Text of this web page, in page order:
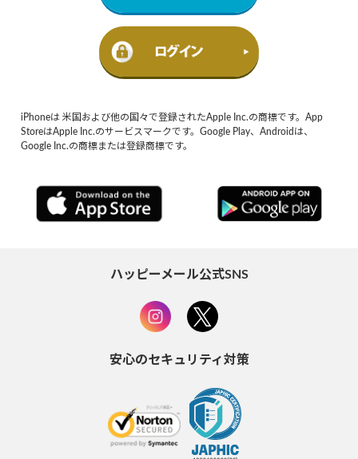
iPhoneは 米国および他の国々で登録されたApple Inc.の商標です。App
StoreはApple Inc.のサービスマークです。Google Play、Androidは、
Google Inc.の商標または登録商標です。
ハッピーメール公式SNS
安心のセキュリティ対策